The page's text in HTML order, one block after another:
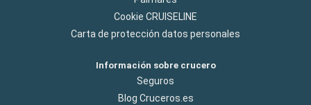
Cookie CRUISELINE
Carta de protección datos personales
Información sobre crucero
Seguros
Blog Cruceros.es